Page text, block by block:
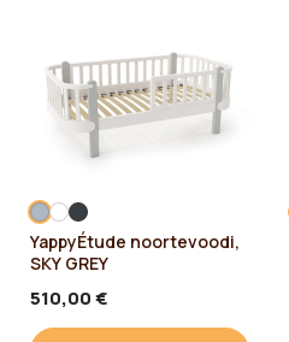
YappyÉtude noortevoodi,
SKY GREY
510,00 €